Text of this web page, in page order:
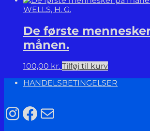
WELLS, H. G.
De første
månen.
100,00 kr. Tilføj til kurv
HANDELSBETINGELSER
Instagram
Facebook
Mail